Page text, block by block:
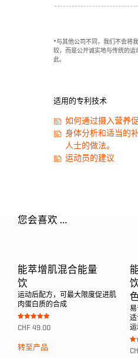
*与其他公司不同，我们不会将
较，而是公开诚实地与传统的运
此。
适用的专利技术
如何通过摄入营养
身体分析和适当的
人士的做法。
运动员的建议
您会喜欢 …
能萃增肌混合能量
饮
运动后配方，可最大限度促进肌
肉蛋白质的合成
Bewertet mit
5.00
CHF 49.00
转至产品
易
适
运